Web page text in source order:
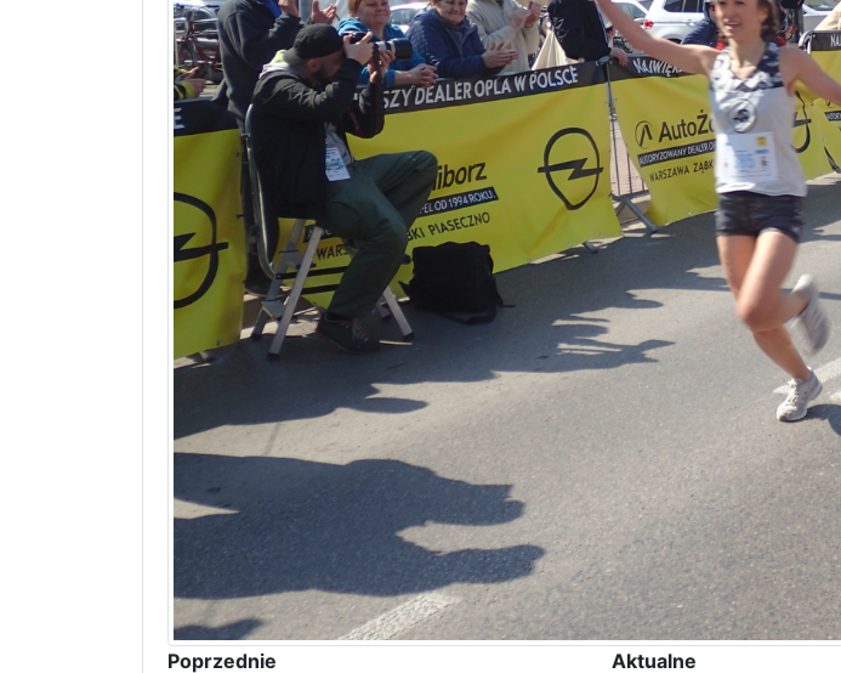
Poprzednie Aktualne